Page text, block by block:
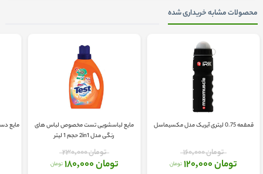
محصولات مشابه خریداری شده
قمقمه 0.75 لیتری آیریک مدل مکسیماسل
تومان 160,000
تومان 120,000 تومان
مایع لباسشویی تست مخصوص لباس های
رنگی مدل 2in1 حجم 1 لیتر
تومان 230,000
تومان 180,000 تومان
مایع